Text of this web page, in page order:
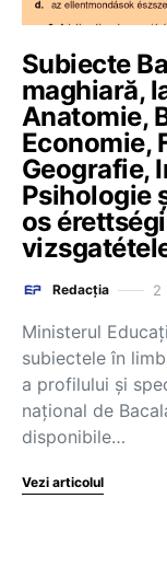
Subiecte
maghiară,
Anatomie,
Economie,
Geografie,
Psihologie
os
Redacția 2
Ministerul
subiectele în
a profilului și
național de
disponibile…
Vezi articolul